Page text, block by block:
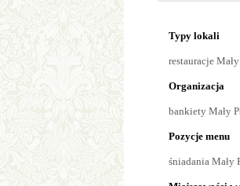
Typy lokali
restauracje Mały
Organizacja
bankiety Mały
Pozycje menu
śniadania Mały